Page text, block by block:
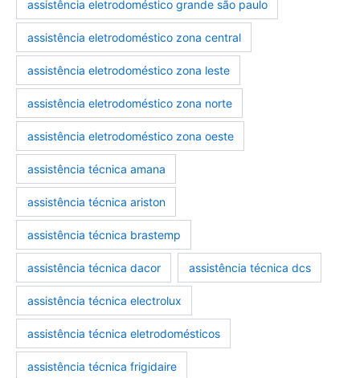
assistencia-tecnica-eletrodomesticos
marcas-eletrodomesticos
assistência eletrodoméstico grande são paulo
assistência eletrodoméstico zona central
assistência eletrodoméstico zona leste
assistência eletrodoméstico zona norte
assistência eletrodoméstico zona oeste
assistência técnica amana
assistência técnica ariston
assistência técnica brastemp
assistência técnica dacor assistência técnica dcs
assistência técnica electrolux
assistência técnica eletrodomésticos
assistência técnica frigidaire